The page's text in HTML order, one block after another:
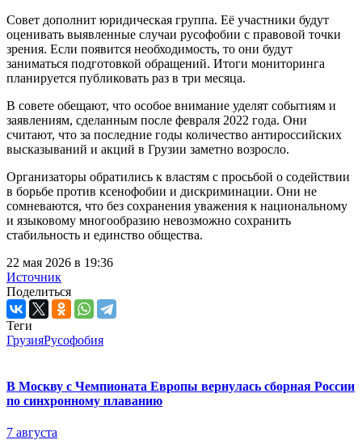
Совет дополнит юридическая группа. Её участники будут
оценивать выявленные случаи русофобии с правовой точки
зрения. Если появится необходимость, то они будут
заниматься подготовкой обращений. Итоги мониторинга
планируется публиковать раз в три месяца.
В совете обещают, что особое внимание уделят событиям и
заявлениям, сделанным после февраля 2022 года. Они
считают, что за последние годы количество антироссийских
высказываний и акций в Грузии заметно возросло.
Организаторы обратились к властям с просьбой о содействии
в борьбе против ксенофобии и дискриминации. Они не
сомневаются, что без сохранения уважения к национальному
и языковому многообразию невозможно сохранить
стабильность и единство общества.
22 мая 2026 в 19:36
Источник
Поделиться
Теги
ГрузияРусофобия
В Москву с Чемпионата Европы вернулась сборная России
по синхронному плаванию
7 августа